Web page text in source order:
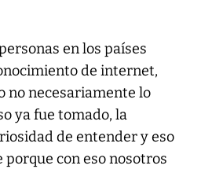
en los países
de internet,
no necesariamente lo
ya fue tomado, la
de entender y eso
con eso nosotros